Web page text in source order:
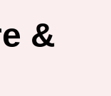
&